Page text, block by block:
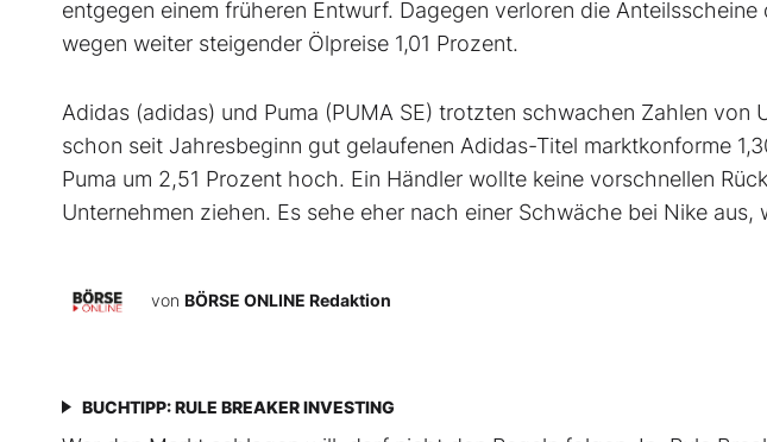
entgegen einem früheren Entwurf. Dagegen verloren die
wegen weiter steigender Ölpreise 1,01 Prozent.
Adidas (adidas) und Puma (PUMA SE) trotzten schwachen Zahlen von
schon seit Jahresbeginn gut gelaufenen Adidas-Titel marktkonforme
Puma um 2,51 Prozent hoch. Ein Händler wollte keine vorschnellen
Unternehmen ziehen. Es sehe eher nach einer Schwäche bei Nike
von BÖRSE ONLINE Redaktion
BUCHTIPP: RULE BREAKER INVESTING